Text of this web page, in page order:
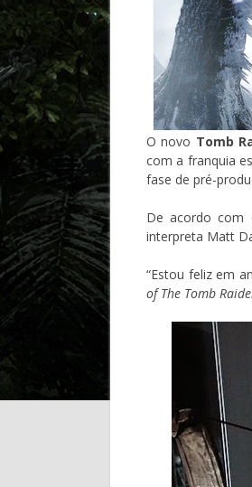
O novo Tomb
com a franquia
fase de pré-
De acordo com
interpreta Matt
“Estou feliz em
of The Tomb